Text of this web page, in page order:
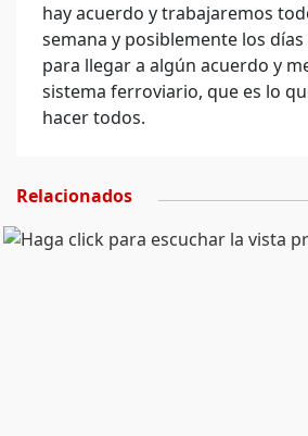
hay acuerdo y trabajaremos
semana y posiblemente los
para llegar a algún acuerdo y
sistema ferroviario, que es lo
hacer todos.
Relacionados